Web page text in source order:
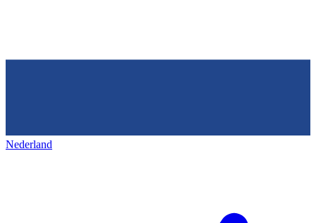
Nederland